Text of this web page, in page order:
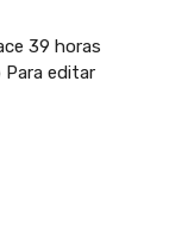
39 horas
Para editar